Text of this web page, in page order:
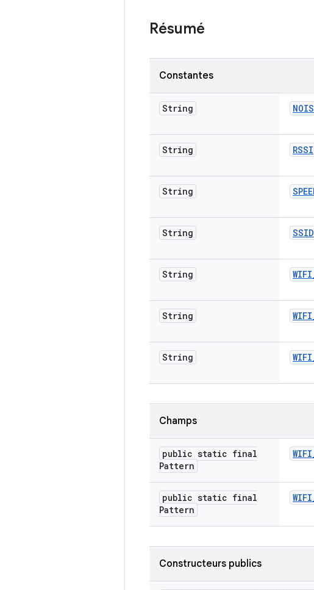
Résumé
Constantes
String
String RSSI
String
String SSID
String WIFI
String WIFI
String WIFI
Champs
public static final
Pattern
WIFI
public static final
Pattern
WIFI
Constructeurs publics